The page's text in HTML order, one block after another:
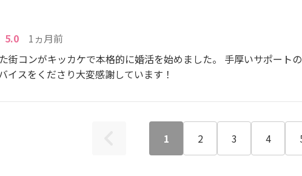
5.0
1ヵ月前
街コンがキッカケで本格的に婚活を始めました。 手厚いサポート
イスをくださり大変感謝しています！
1 2 3 4